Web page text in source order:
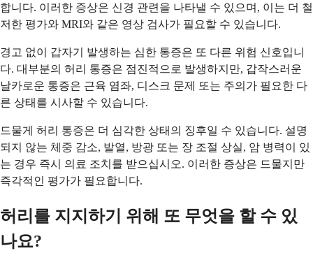
합니다. 이러한 증상은 신경 관련을 나타낼 수 있으며, 이는 더 철
저한 평가와 MRI와 같은 영상 검사가 필요할 수 있습니다.
경고 없이 갑자기 발생하는 심한 통증은 또 다른 위험 신호입니
다. 대부분의 허리 통증은 점진적으로 발생하지만, 갑작스러운
날카로운 통증은 근육 염좌, 디스크 문제 또는 주의가 필요한 다
른 상태를 시사할 수 있습니다.
드물게 허리 통증은 더 심각한 상태의 징후일 수 있습니다. 설명
되지 않는 체중 감소, 발열, 방광 또는 장 조절 상실, 암 병력이 있
는 경우 즉시 의료 조치를 받으십시오. 이러한 증상은 드물지만
즉각적인 평가가 필요합니다.
허리를 지지하기 위해 또 무엇을 할 수 있
나요?